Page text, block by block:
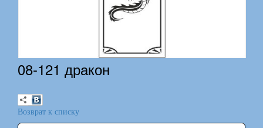
08-121 дракон
Возврат к списку